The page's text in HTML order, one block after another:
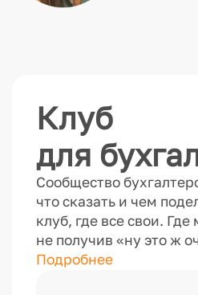
Клуб
для
Сообщество
что сказать и чем
клуб, где все свои.
не получив «ну это ж
Подробнее